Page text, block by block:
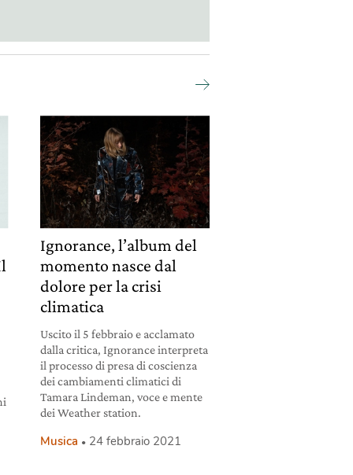
Ignorance, l’album del
momento nasce dal
dolore per la crisi
climatica
Uscito il 5 febbraio e acclamato
dalla critica, Ignorance interpreta
il processo di presa di coscienza
dei cambiamenti climatici di
Tamara Lindeman, voce e mente
dei Weather station.
Musica 24 febbraio 2021